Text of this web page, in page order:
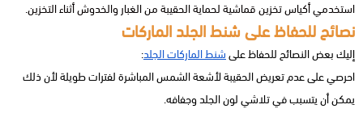
استخدمي أكياس تخزين قماشية لحماية الحقيبة من الغبار والخدوش أثناء التخزين.
نصائح للحفاظ على شنط الجلد الماركات
إليك بعض النصائح للحفاظ علىشنط الماركات الجلد:
احرصي على عدم تعريض الحقيبة لأشعة الشمس المباشرة لفترات طويلة لأن ذلك
يمكن أن يتسبب في تلاشي لون الجلد وجفافه.